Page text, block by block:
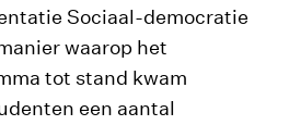
Sociaal-democratie
waarop het
tot stand kwam
een aantal